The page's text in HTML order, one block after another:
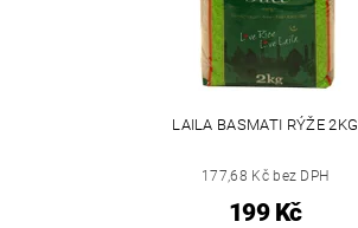
LAILA BASMATI RÝŽE 2KG
177,68 Kč bez DPH
199 Kč